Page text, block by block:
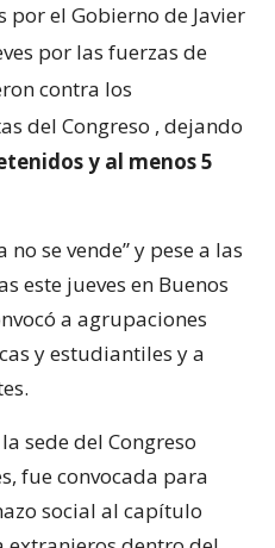
el Gobierno de Javier
por las fuerzas de
contra los
del Congreso , dejando
y al menos 5
se vende” y pese a las
este jueves en Buenos
a agrupaciones
y estudiantiles y a
sede del Congreso
fue convocada para
social al capítulo